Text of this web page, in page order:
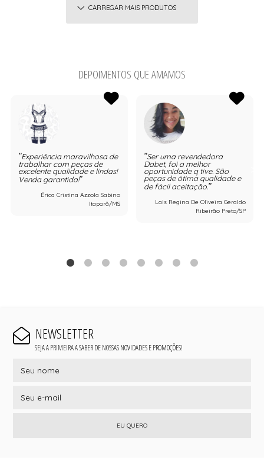
CARREGAR MAIS PRODUTOS
DEPOIMENTOS QUE AMAMOS
Experiência maravilhosa de
trabalhar com peças de
excelente qualidade e lindas!
Venda garantida!
Érica Cristina Azzola Sabino
Itaporã/MS
Ser uma revendedora
Dabet, foi a melhor
oportunidade q tive. São
peças de ótima qualidade e
de fácil aceitação.
Lais Regina De Oliveira Geraldo
Ribeirão Preto/SP
NEWSLETTER
SEJA A PRIMEIRA A SABER DE NOSSAS NOVIDADES E PROMOÇÕES!
EU QUERO